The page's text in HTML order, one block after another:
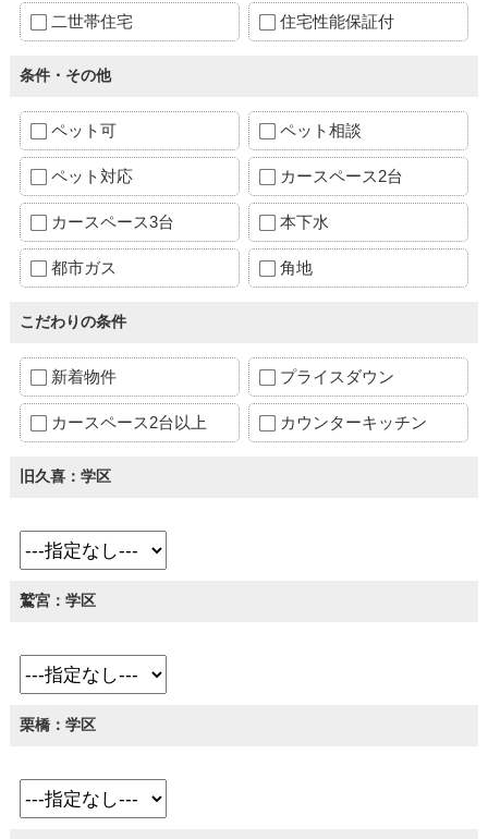
二世帯住宅 住宅性能保証付
条件・その他
ペット可 ペット相談
ペット対応 カースペース2台
カースペース3台 本下水
都市ガス 角地
こだわりの条件
新着物件 プライスダウン
カースペース2台以上 カウンターキッチン
旧久喜：学区
鷲宮：学区
栗橋：学区